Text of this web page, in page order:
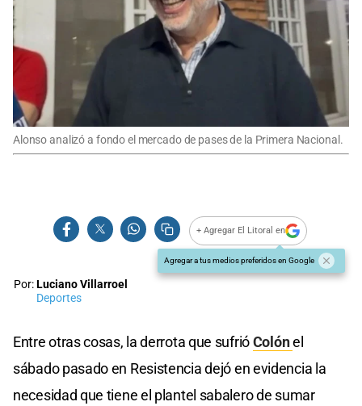
Alonso analizó a fondo el mercado de pases de la Primera Nacional.
+ Agregar El Litoral en
Agregar a tus medios preferidos en Google
Por:Luciano Villarroel
Deportes
Entre otras cosas, la derrota que sufrióColónel
sábado pasado en Resistencia dejó en evidencia la
necesidad que tiene el plantel sabalero de sumar